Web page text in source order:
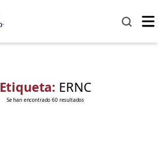
Etiqueta: ERNC
Se han encontrado 60 resultados